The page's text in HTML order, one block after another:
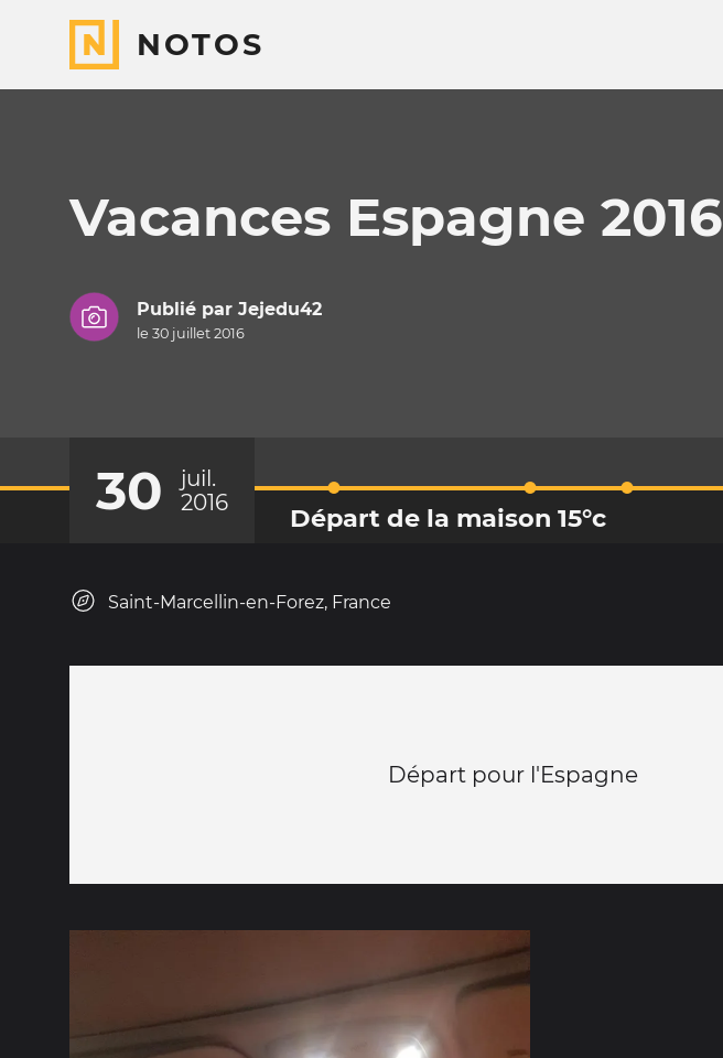
NOTOS
Vacances Espagne 2016
Publié par Jejedu42
le 30 juillet 2016
30
juil.
2016
Départ de la maison 15°c
Saint-Marcellin-en-Forez, France
Départ pour l'Espagne